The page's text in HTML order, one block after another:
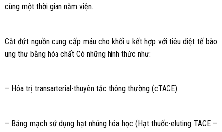
cùng một thời gian nằm viện.
Cắt đứt nguồn cung cấp máu cho khối u kết hợp với tiêu diệt tế bào
ung thư bằng hóa chất Có những hình thức như:
– Hóa trị transarterial-thuyên tắc thông thường (cTACE)
– Bảng mạch sử dụng hạt nhúng hóa học (Hạt thuốc-eluting TACE –